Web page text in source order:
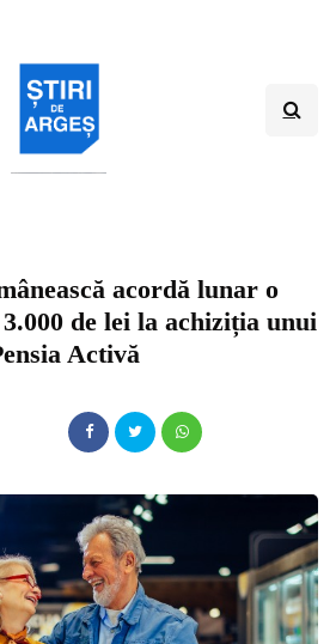
acordă lunar o
de lei la achiziția unui
Activă